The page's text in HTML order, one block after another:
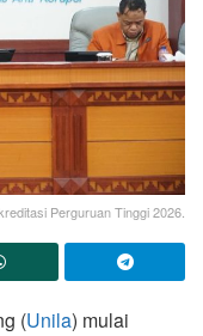
Perguruan Tinggi 2026.
(Unila) mulai